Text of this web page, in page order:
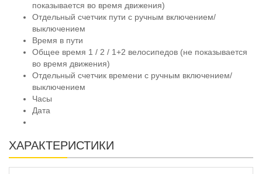
показывается во время движения)
Отдельный счетчик пути с ручным включением/
выключением
Время в пути
Общее время 1 / 2 / 1+2 велосипедов (не показывается
во время движения)
Отдельный счетчик времени с ручным включением/
выключением
Часы
Дата
ХАРАКТЕРИСТИКИ